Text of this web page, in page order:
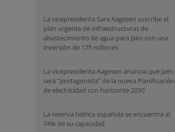
La vicepresidenta Sara Aagesen suscribe el
plan urgente de infraestructuras de
abastecimiento de agua para Jaén con una
inversión de 175 millones
La vicepresidenta Aagesen anuncia que Jaén
será “protagonista” de la nueva Planificación
de electricidad con horizonte 2030
La reserva hídrica española se encuentra al
74% de su capacidad